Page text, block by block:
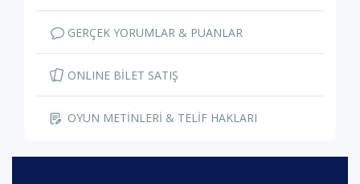
GERÇEK YORUMLAR & PUANLAR
ONLINE BİLET SATIŞ
OYUN METİNLERİ & TELİF HAKLARI